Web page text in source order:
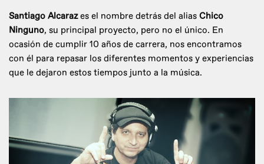
Santiago Alcarazes el nombre detrás del alias Chico
Ninguno, su principal proyecto, pero no el único. En
ocasión de cumplir 10 años de carrera, nos encontramos
con él para repasar los diferentes momentos y experiencias
que le dejaron estos tiempos junto a la música.